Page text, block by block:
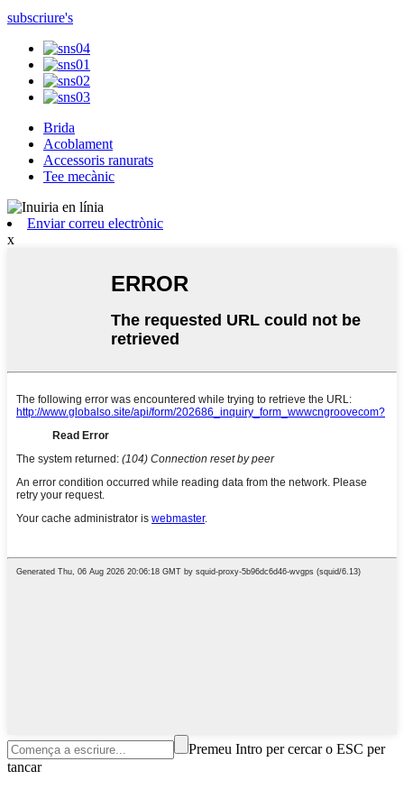
subscriure's
Brida
Acoblament
Accessoris ranurats
Tee mecànic
Enviar correu electrònic
x
Premeu Intro per cercar o ESC per
tancar